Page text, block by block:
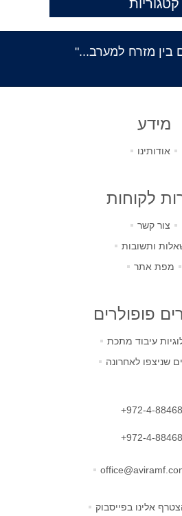
קטגוריות
בין מזרח למערב..."
מידע
אודותינו
לקוחות
צור קשר
ותשובות
מפת אתר
פופולרים
עיבוד מתכת
שניצפו לאחרונה
+972-4-
+972-4-
אלינו בפייסבוק